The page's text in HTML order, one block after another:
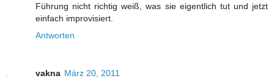
Führung nicht richtig weiß, was sie eigentlich tut und jetzt
einfach improvisiert.
Antworten
vakna März 20, 2011